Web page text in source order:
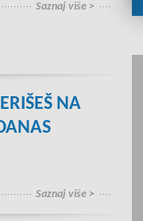
Saznaj više >
NA
Saznaj više >